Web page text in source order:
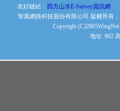
友好鏈結： 四方山水E-Survey資訊網
智凰網路科技股份有限公司 版權所有
Copyright
地址: 802